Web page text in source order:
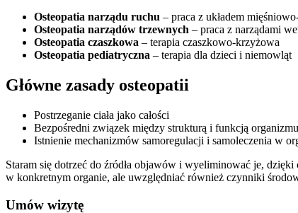
Osteopatia narządu ruchu – praca z układem
Osteopatia narządów trzewnych – praca z narządami
Osteopatia czaszkowa – terapia czaszkowo-krzyżowa
Osteopatia pediatryczna – terapia dla dzieci i niemowląt
Główne zasady osteopatii
Postrzeganie ciała jako całości
Bezpośredni związek między strukturą i funkcją organizmu
Istnienie mechanizmów samoregulacji i samoleczenia w
Staram się dotrzeć do źródła objawów i wyeliminować je,
w konkretnym organie, ale uwzględniać również czynniki
Umów wizytę